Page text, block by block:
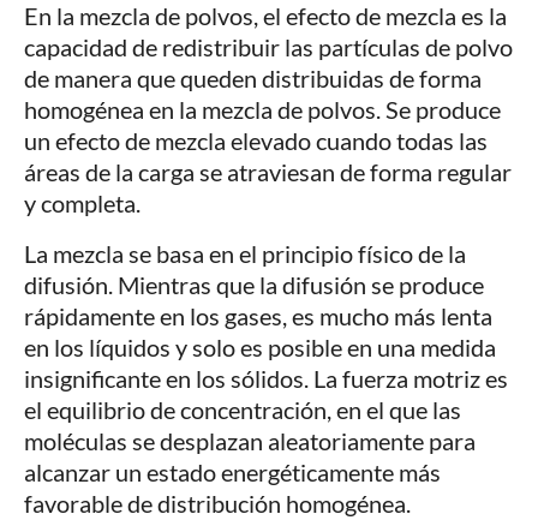
En la mezcla de polvos, el efecto de mezcla es la
capacidad de redistribuir las partículas de polvo
de manera que queden distribuidas de forma
homogénea en la mezcla de polvos. Se produce
un efecto de mezcla elevado cuando todas las
áreas de la carga se atraviesan de forma regular
y completa.
La mezcla se basa en el principio físico de la
difusión. Mientras que la difusión se produce
rápidamente en los gases, es mucho más lenta
en los líquidos y solo es posible en una medida
insignificante en los sólidos. La fuerza motriz es
el equilibrio de concentración, en el que las
moléculas se desplazan aleatoriamente para
alcanzar un estado energéticamente más
favorable de distribución homogénea.